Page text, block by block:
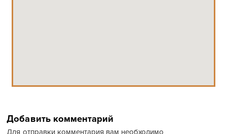
Добавить комментарий
Для отправки комментария вам необходимо